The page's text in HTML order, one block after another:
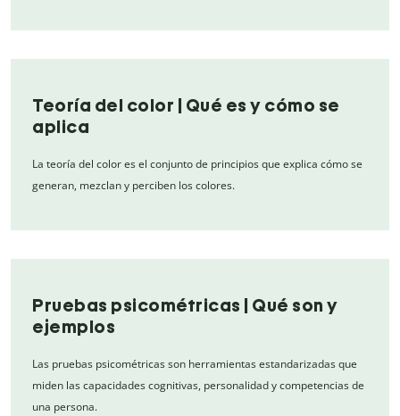
Teoría del color | Qué es y cómo se
aplica
La teoría del color es el conjunto de principios que explica cómo se
generan, mezclan y perciben los colores.
Pruebas psicométricas | Qué son y
ejemplos
Las pruebas psicométricas son herramientas estandarizadas que
miden las capacidades cognitivas, personalidad y competencias de
una persona.